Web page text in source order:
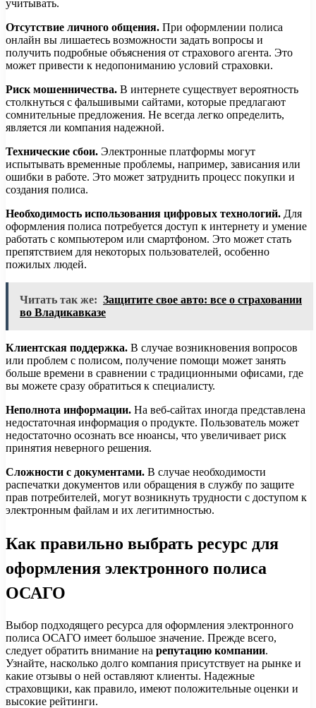
учитывать.
Отсутствие личного общения. При оформлении полиса
онлайн вы лишаетесь возможности задать вопросы и
получить подробные объяснения от страхового агента. Это
может привести к недопониманию условий страховки.
Риск мошенничества. В интернете существует вероятность
столкнуться с фальшивыми сайтами, которые предлагают
сомнительные предложения. Не всегда легко определить,
является ли компания надежной.
Технические сбои. Электронные платформы могут
испытывать временные проблемы, например, зависания или
ошибки в работе. Это может затруднить процесс покупки и
создания полиса.
Необходимость использования цифровых технологий. Для
оформления полиса потребуется доступ к интернету и умение
работать с компьютером или смартфоном. Это может стать
препятствием для некоторых пользователей, особенно
пожилых людей.
Читать так же: Защитите свое авто: все о страховании
во Владикавказе
Клиентская поддержка. В случае возникновения вопросов
или проблем с полисом, получение помощи может занять
больше времени в сравнении с традиционными офисами, где
вы можете сразу обратиться к специалисту.
Неполнота информации. На веб-сайтах иногда представлена
недостаточная информация о продукте. Пользователь может
недостаточно осознать все нюансы, что увеличивает риск
принятия неверного решения.
Сложности с документами. В случае необходимости
распечатки документов или обращения в службу по защите
прав потребителей, могут возникнуть трудности с доступом к
электронным файлам и их легитимностью.
Как правильно выбрать ресурс для
оформления электронного полиса
ОСАГО
Выбор подходящего ресурса для оформления электронного
полиса ОСАГО имеет большое значение. Прежде всего,
следует обратить внимание на репутацию компании.
Узнайте, насколько долго компания присутствует на рынке и
какие отзывы о ней оставляют клиенты. Надежные
страховщики, как правило, имеют положительные оценки и
высокие рейтинги.